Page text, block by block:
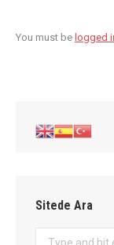
You must be logged
Sitede Ara
Search: